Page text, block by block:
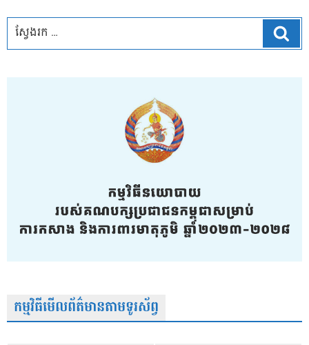
កម្មវិធីមើលព័ត៌មានតាមទូរស័ព្វ